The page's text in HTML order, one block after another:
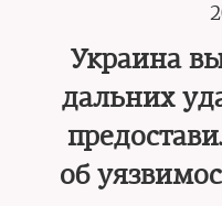
Украина
дальних
об